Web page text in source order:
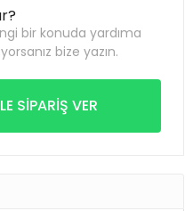
bir konuda yardıma
bize yazın.
SİPARİŞ VER